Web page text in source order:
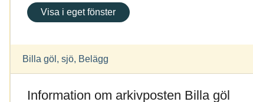
Visa i eget fönster
Billa göl, sjö, Belägg
Information om arkivposten Billa göl